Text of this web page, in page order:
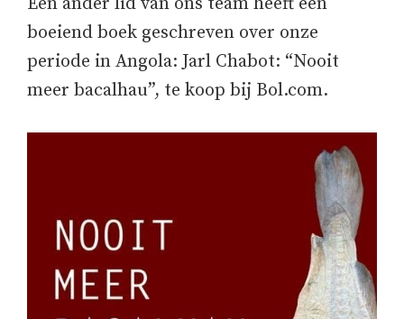
boeiend boek geschreven over onze
periode in Angola: Jarl Chabot: “Nooit
meer bacalhau”, te koop bij Bol.com.